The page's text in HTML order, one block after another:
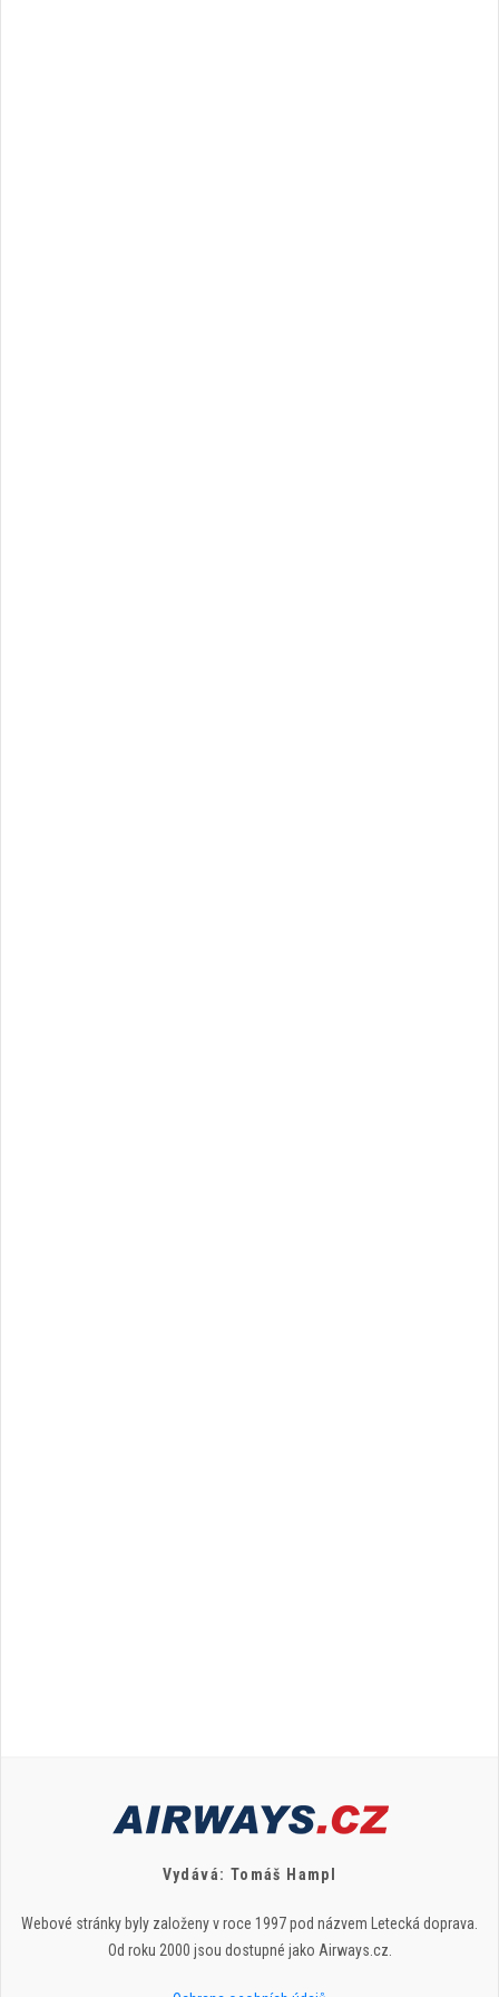
Vydává: Tomáš Hampl
Webové stránky byly založeny v roce 1997 pod názvem Letecká doprava.
Od roku 2000 jsou dostupné jako Airways.cz.